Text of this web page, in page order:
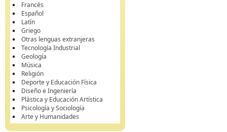
Francés
Español
Latín
Griego
Otras lenguas extranjeras
Tecnología Industrial
Geología
Música
Religión
Deporte y Educación Física
Diseño e Ingeniería
Plástica y Educación Artística
Psicología y Sociología
Arte y Humanidades